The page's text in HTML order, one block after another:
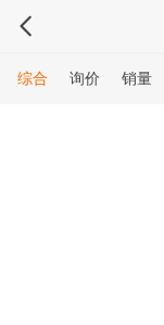
综合 询价 销量